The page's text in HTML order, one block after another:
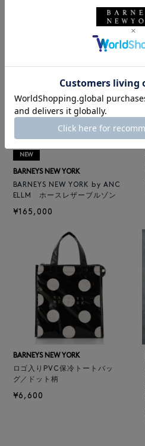
NEW
BARNEYS NEW YORK
BARNEYS NEW YORK by ANC
ELLM ホースレザーブルゾン
¥165,000
BARNEYS NEW YORK
ロゴ入りPVC保冷トートバッ
グ／ドット柄
¥6,600